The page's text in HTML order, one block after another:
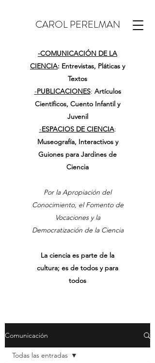
CAROL PERELMAN
-COMUNICACIÓN DE LA
CIENCIA: Entrevistas, Pláticas y
Textos
-PUBLICACIONES: Artículos
Científicos, Cuento Infantil y
Juvenil
-ESPACIOS DE CIENCIA:
Museografía, Interactivos y
Guiones para Jardines de
Ciencia
Por la Apropiación del
Conocimiento, el Fomento de
Vocaciones y la
Democratización de la Ciencia
La ciencia es parte de la
cultura; es de todos y para
todos
Comunicación
Todas las entradas